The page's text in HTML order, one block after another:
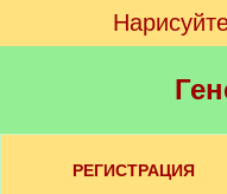
РЕГИСТРАЦИЯ